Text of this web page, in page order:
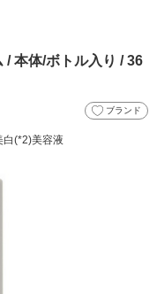
/ 本体/ボトル入り / 36
ブランド
白(*2)美容液